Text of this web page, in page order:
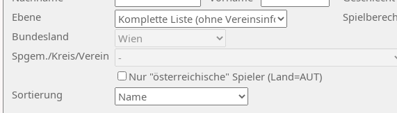
Ebene
Sortierung
Bundesland
Spgem./Kreis/Verein
Nur "österreichische" Spieler (Land=AUT)